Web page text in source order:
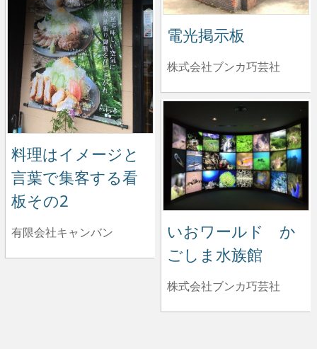
電光掲示板
株式会社ブンカ巧芸社
料理はイメージと
言葉で集客する看
板その2
有限会社キャンバン
いおワールド か
ごしま水族館
株式会社ブンカ巧芸社